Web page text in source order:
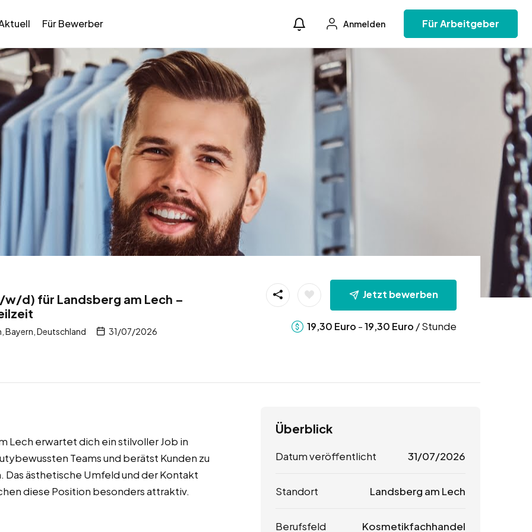
Für Bewerber Anmelden Für Arbeitgeber
d) für Landsberg am Lech –
Bayern, Deutschland 31/07/2026
Jetzt bewerben
19,30 Euro -19,30 Euro / Stunde
Lech erwartet dich ein stilvoller Job in
Teams und berätst Kunden zu
ästhetische Umfeld und der Kontakt
diese Position besonders attraktiv.
Überblick
Datum veröffentlicht 31/07/2026
Standort Landsberg am Lech
Berufsfeld Kosmetikfachhandel